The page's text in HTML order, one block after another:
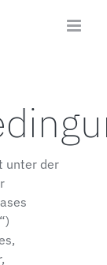
unter der
“)